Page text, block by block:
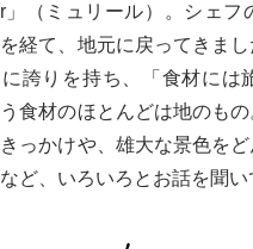
」（ミュリール）。シェ
経て、地元に戻ってきま
に誇りを持ち、「食材には
食材のほとんどは地のも
っかけや、雄大な景色を
ど、いろいろとお話を聞い